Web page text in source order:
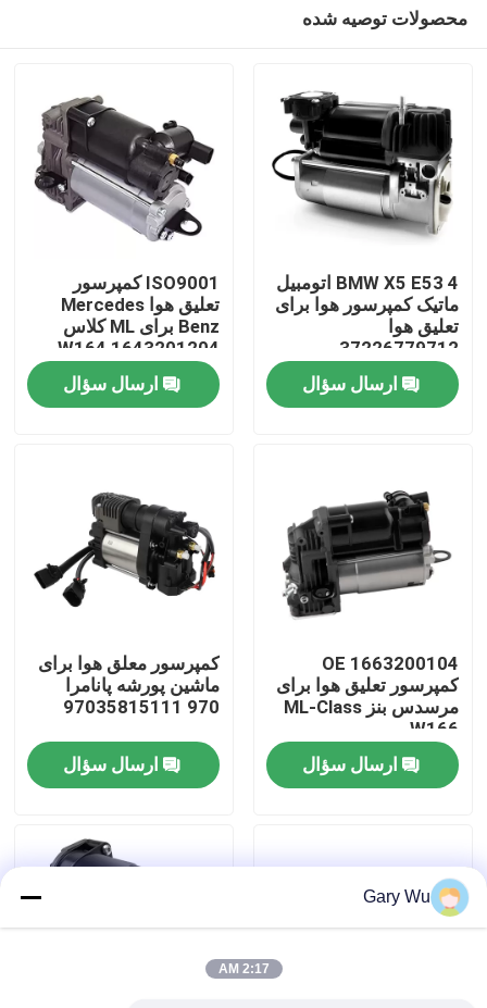
خونه
ویدیو
درباره ما
تور کارخانه
کنترل کیفیت
با ما تماس بگیرید
موارد
محصولات توصیه شده
BMW X5 E53 4 اتومبیل
ماتیک کمپرسور هوا برای
تعلیق هوا
37226779712
ارسال سؤال
ISO9001 کمپرسور
تعلیق هوا Mercedes
Benz برای ML کلاس
W164 1643201204
ارسال سؤال
OE 1663200104
کمپرسور تعلیق هوا برای
مرسدس بنز ML-Class
W166
ارسال سؤال
کمپرسور معلق هوا برای
ماشین پورشه پانامرا
970 97035815111
ارسال سؤال
Gary Wu
2:17 AM